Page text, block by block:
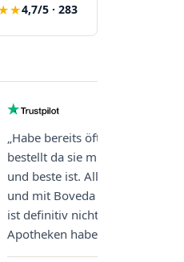
4,7/5 · 283
„Habe bereits öfter über diese
bestellt da sie mit Abstand die
und beste ist. Alles ist perfekt
und mit Boveda Pads in jedem
ist definitiv nicht die Norm, bei
Apotheken haben das nur zwei
gemacht. Bleibt so!"